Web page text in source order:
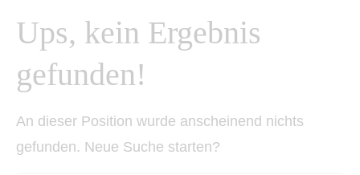
Ups, kein Ergebnis
gefunden!
An dieser Position wurde anscheinend nichts
gefunden. Neue Suche starten?